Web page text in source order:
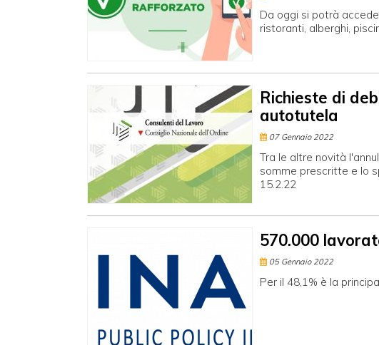
Da oggi si potrà
ristoranti, alberghi,
Richieste di
autotutela
07 Gennaio 2022
Tra le altre novità
somme prescritte e lo
15.2.22
570.000
05 Gennaio 2022
Per il 48,1% è la